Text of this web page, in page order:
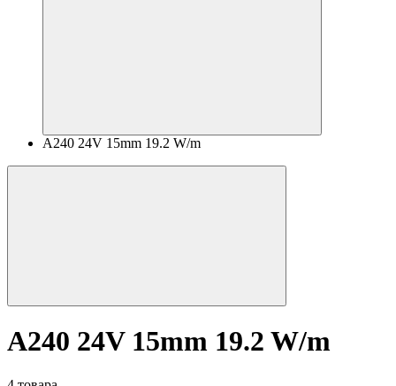
A240 24V 15mm 19.2 W/m
A240 24V 15mm 19.2 W/m